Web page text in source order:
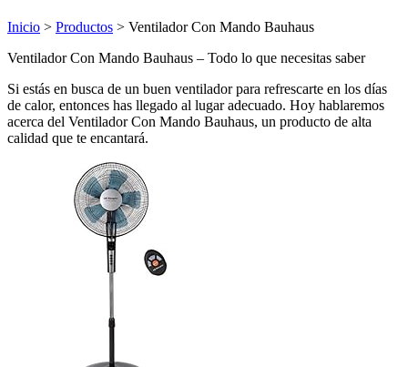
Inicio > Productos > Ventilador Con Mando Bauhaus
Ventilador Con Mando Bauhaus – Todo lo que necesitas saber
Si estás en busca de un buen ventilador para refrescarte en los días
de calor, entonces has llegado al lugar adecuado. Hoy hablaremos
acerca del Ventilador Con Mando Bauhaus, un producto de alta
calidad que te encantará.